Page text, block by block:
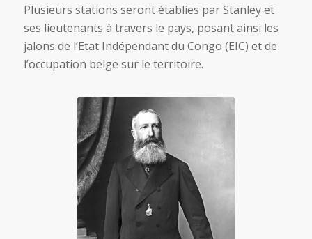
Plusieurs stations seront établies par Stanley et
ses lieutenants à travers le pays, posant ainsi les
jalons de l’Etat Indépendant du Congo (EIC) et de
l’occupation belge sur le territoire.